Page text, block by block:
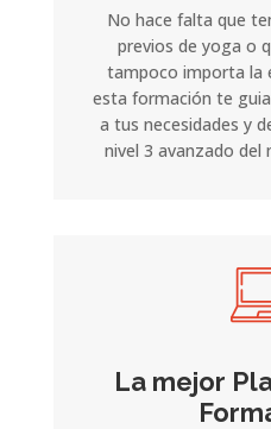
No hace falta que
previos de yoga o
tampoco importa la
esta formación te
a tus necesidades y
nivel 3 avanzado
La mejor